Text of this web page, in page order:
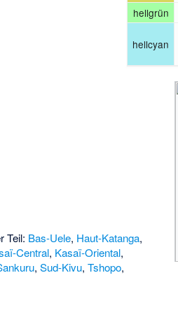
hellgrün
hellcyan
Teil: Bas-Uele, Haut-Katanga,
Central, Kasaï-Oriental,
, Sud-Kivu, Tshopo,